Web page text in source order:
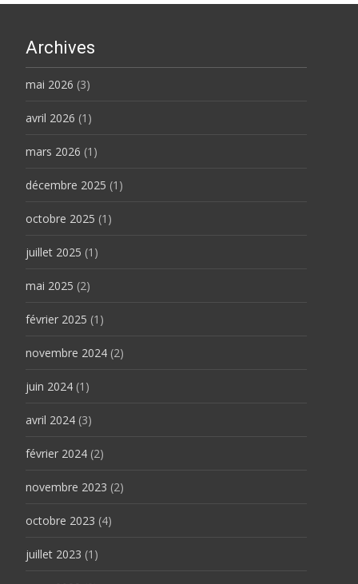
Archives
mai 2026 (3)
avril 2026 (1)
mars 2026 (1)
décembre 2025 (1)
octobre 2025 (1)
juillet 2025 (1)
mai 2025 (2)
février 2025 (1)
novembre 2024 (2)
juin 2024 (1)
avril 2024 (3)
février 2024 (2)
novembre 2023 (2)
octobre 2023 (4)
juillet 2023 (1)